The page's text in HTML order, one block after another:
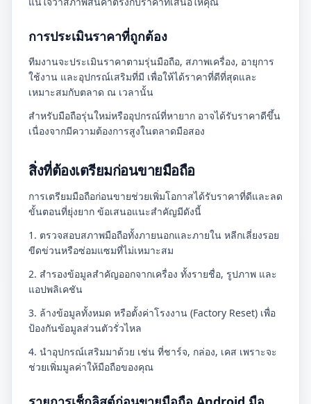
การประเมินราคาที่ถูกต้อง
ทีมงานจะประเมินราคาตามรุ่นมือถือ, สภาพเครื่อง, อายุการ
ใช้งาน และอุปกรณ์เสริมที่มี เพื่อให้ได้ราคาที่ดีที่สุดและ
เหมาะสมกับตลาด ณ เวลานั้น
สำหรับมือถือรุ่นใหม่หรืออุปกรณ์ที่หายาก อาจได้รับราคาดีขึ้น
เนื่องจากมีความต้องการสูงในตลาดมือสอง
สิ่งที่ต้องเตรียมก่อนขายมือถือ
การเตรียมมือถือก่อนขายช่วยเพิ่มโอกาสได้รับราคาที่ดีและลด
ขั้นตอนที่ยุ่งยาก ข้อเสนอแนะสำคัญมีดังนี้
1. ตรวจสอบสภาพมือถือทั้งภายนอกและภายใน หลีกเลี่ยงรอย
ขีดข่วนหรือซ่อมแซมที่ไม่เหมาะสม
2. สำรองข้อมูลสำคัญออกจากเครื่อง ทั้งรายชื่อ, รูปภาพ และ
แอปพลิเคชัน
3. ล้างข้อมูลทั้งหมด หรือตั้งค่าโรงงาน (Factory Reset) เพื่อ
ป้องกันข้อมูลส่วนตัวรั่วไหล
4. นำอุปกรณ์เสริมมาด้วย เช่น ที่ชาร์จ, กล่อง, เคส เพราะจะ
ช่วยเพิ่มมูลค่าให้มือถือของคุณ